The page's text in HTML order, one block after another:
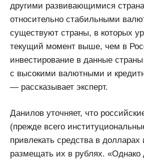
другими развивающимися
относительно стабильными
существуют страны, в которых
текущий момент выше, чем в
инвестирование в данные
с высокими валютными и
— рассказывает эксперт.
Данилов уточняет, что
(прежде всего
привлекать средства в долларах
размещать их в рублях. «Однако